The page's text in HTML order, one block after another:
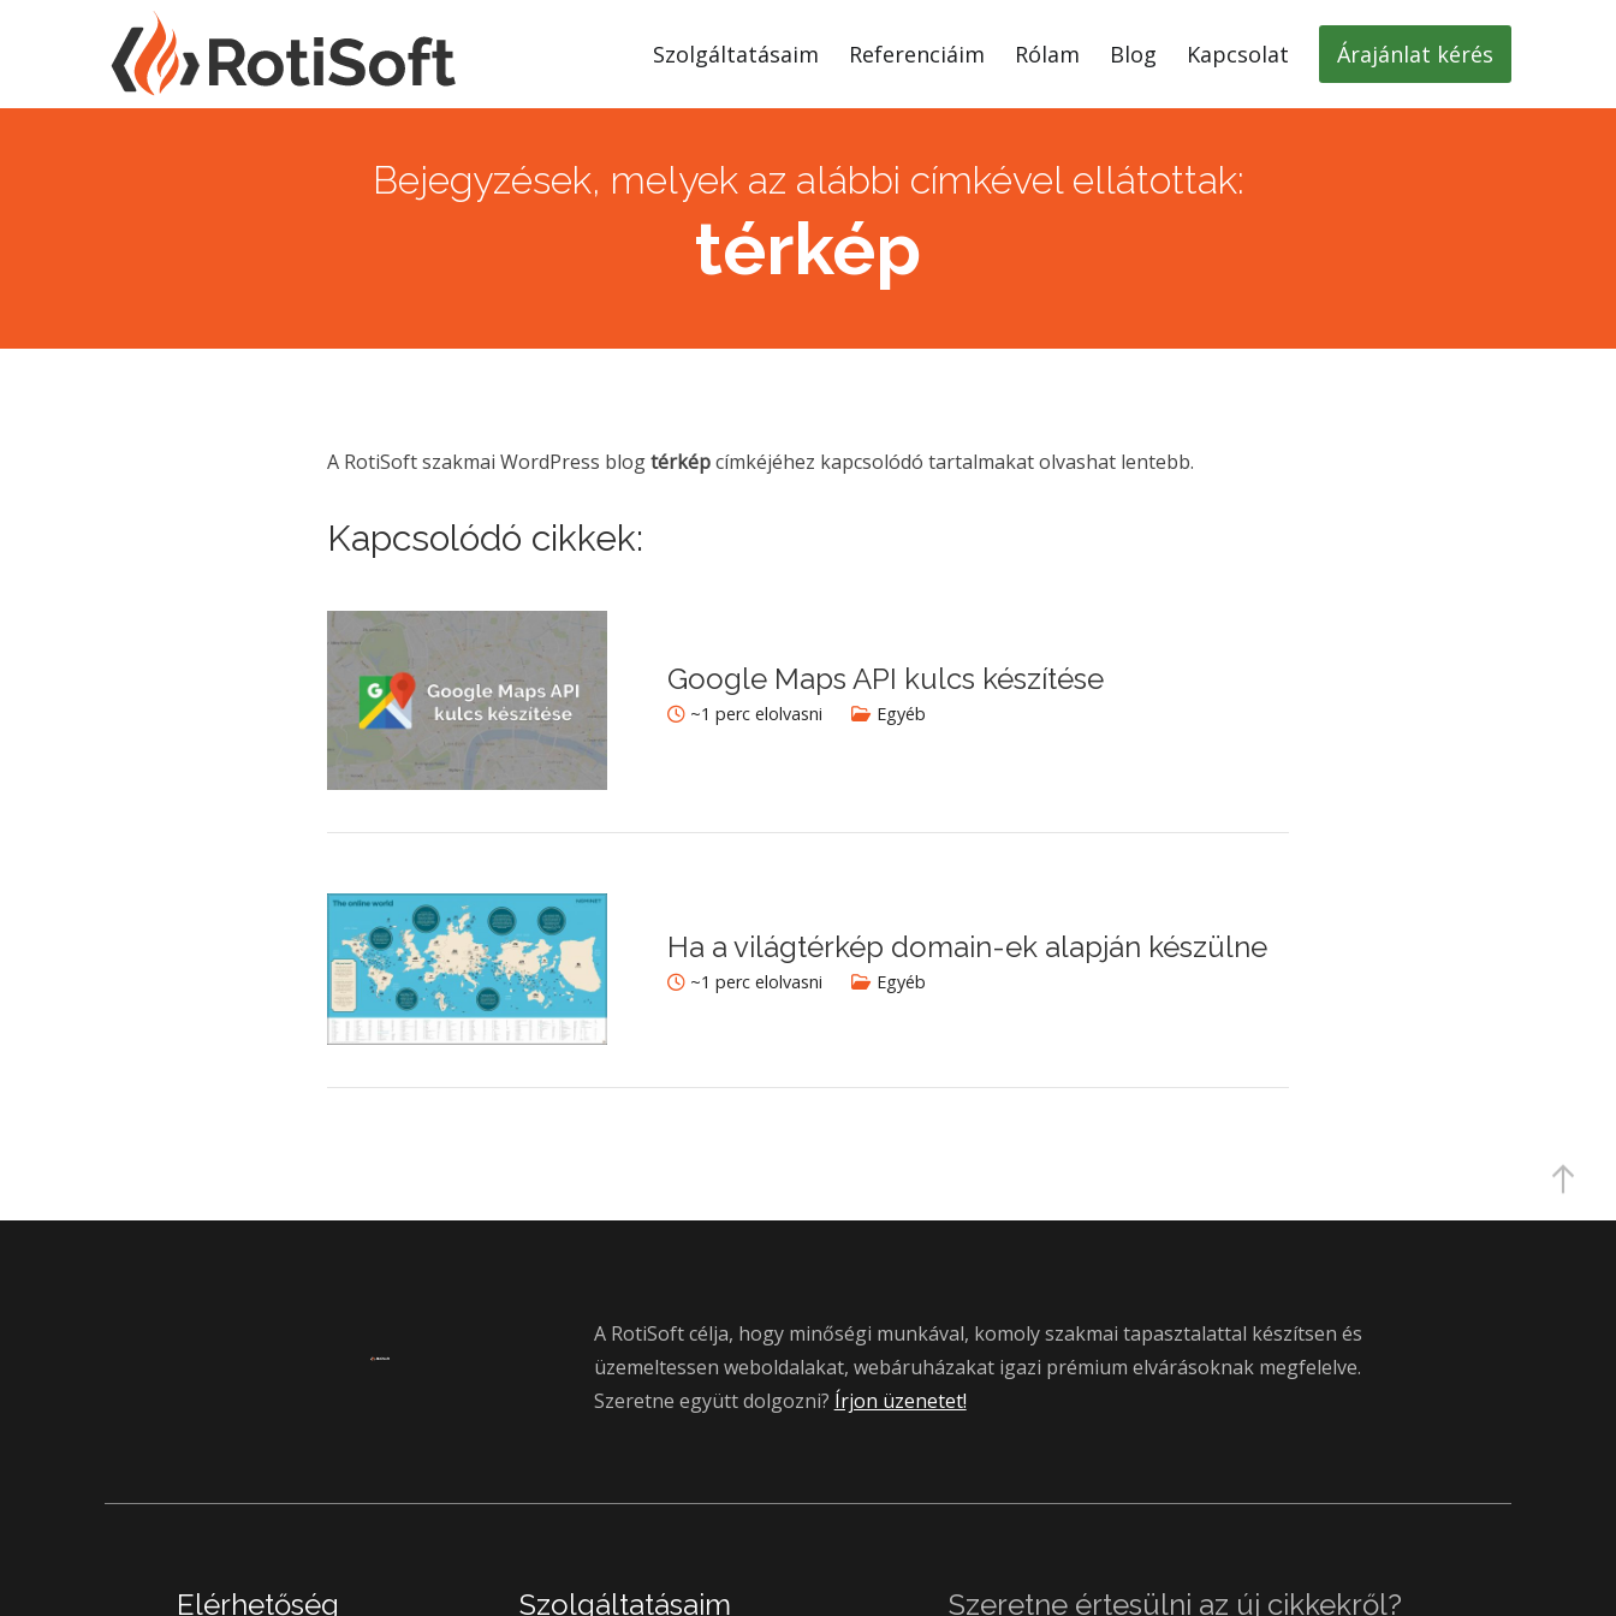
Szolgáltatásaim Referenciáim Rólam Blog Kapcsolat Árajánlat kérés
Bejegyzések, melyek az alábbi címkével ellátottak:
térkép
A RotiSoft szakmai WordPress blogtérképcímkéjéhez kapcsolódó tartalmakat olvashat lentebb.
Kapcsolódó cikkek:
Google Maps API kulcs készítése
~1 perc elolvasni Egyéb
Ha a világtérkép domain-ek alapján készülne
~1 perc elolvasni Egyéb
A RotiSoft célja, hogy minőségi munkával, komoly szakmai tapasztalattal készítsen és
üzemeltessen weboldalakat, webáruházakat igazi prémium elvárásoknak megfelelve.
Szeretne együtt dolgozni? Írjon üzenetet!
Elérhetőség Szolgáltatásaim Szeretne értesülni az új cikkekről?